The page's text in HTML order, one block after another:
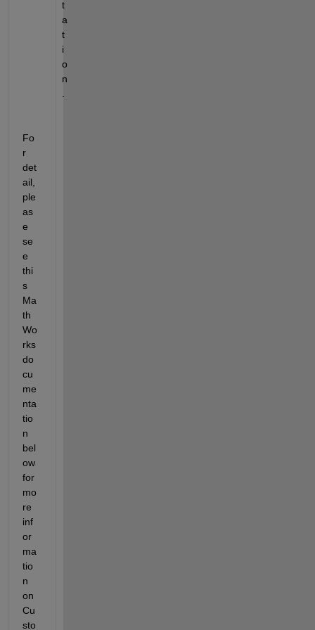
t
a
t
i
o
n
Fo
r
det
ail,
ple
as
e
se
e
thi
s
Ma
th
Wo
rks
do
cu
me
nta
tio
n
bel
ow
for
mo
re
inf
or
ma
tio
n
on
Cu
sto